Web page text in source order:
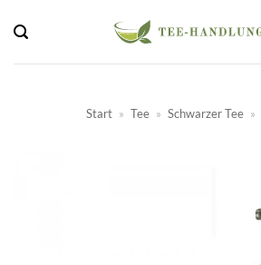
Inhalt
springen
Start » Tee » Schwarzer Tee »